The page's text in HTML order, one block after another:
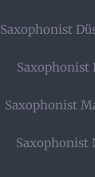
Saxophonist
Saxophonist
Saxophonist
Saxophonist